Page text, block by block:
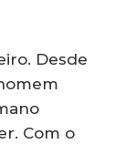
Desde
Com o